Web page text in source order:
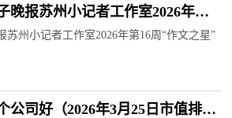
晚报苏州小记者工作室2026年第
生啦，快来领奖~
苏州小记者工作室2026年第16周“作文之星”
公司好（2026年3月25日市值排行